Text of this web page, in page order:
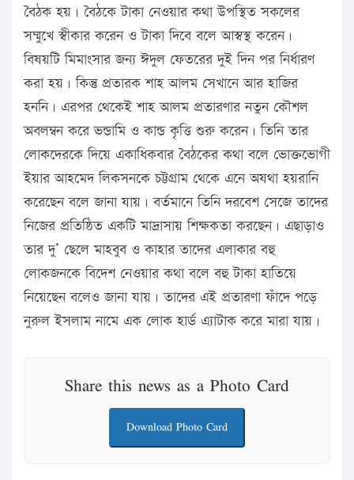
বৈঠক হয়। বৈঠকে টাকা নেওয়ার কথা উপস্থিত সকলের
সম্মুখে স্বীকার করেন ও টাকা দিবে বলে আস্বস্থ করেন।
বিষয়টি মিমাংসার জন্য ঈদুল ফেতরের দুই দিন পর নির্ধারণ
করা হয়। কিন্তু প্রতারক শাহ আলম সেখানে আর হাজির
হননি। এরপর থেকেই শাহ আলম প্রতারণার নতুন কৌশল
অবলম্বন করে ভন্ডামি ও কান্ড কৃত্তি শুরু করেন। তিনি তার
লোকদেরকে দিয়ে একাধিকবার বৈঠকের কথা বলে ভোক্তভোগী
ইয়ার আহমেদ লিকসনকে চট্টগ্রাম থেকে এনে অযথা হয়রানি
করেছেন বলে জানা যায়। বর্তমানে তিনি দরবেশ সেজে তাদের
নিজের প্রতিষ্ঠিত একটি মাদ্রাসায় শিক্ষকতা করছেন। এছাড়াও
তার দু’ ছেলে মাহবুব ও কাহার তাদের এলাকার বহু
লোকজনকে বিদেশ নেওয়ার কথা বলে বহু টাকা হাতিয়ে
নিয়েছেন বলেও জানা যায়। তাদের এই প্রতারণা ফাঁদে পড়ে
নুরুল ইসলাম নামে এক লোক হার্ড এ্যাটাক করে মারা যায়।
Share this news as a Photo Card
Download Photo Card